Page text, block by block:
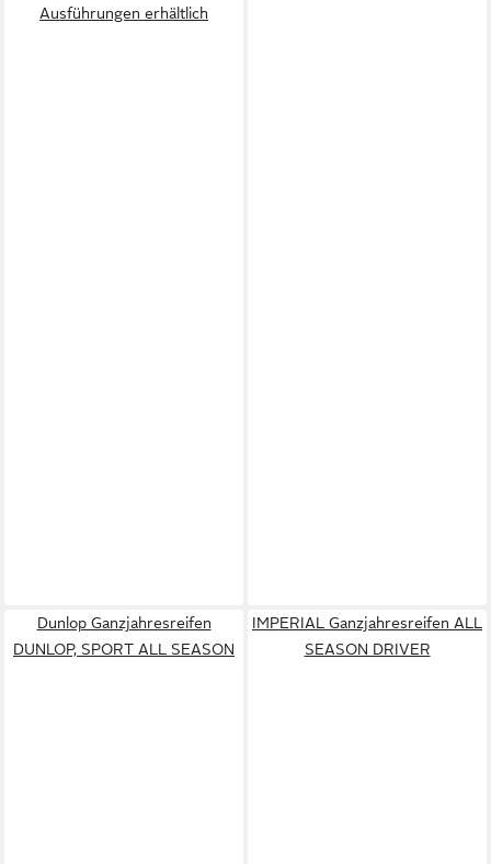
Ausführungen erhältlich
Dunlop Ganzjahresreifen
DUNLOP, SPORT ALL SEASON
IMPERIAL Ganzjahresreifen ALL
SEASON DRIVER